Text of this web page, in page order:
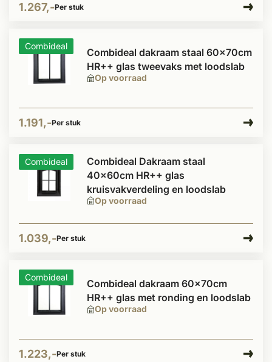
1.267,-Per stuk
Combideal
Op voorraad
Combideal dakraam staal 60x70cm
HR++ glas tweevaks met loodslab
1.191,-Per stuk
Combideal
Op voorraad
Combideal Dakraam staal
40x60cm HR++ glas
kruisvakverdeling en loodslab
1.039,-Per stuk
Combideal
Op voorraad
Combideal dakraam 60x70cm
HR++ glas met ronding en loodslab
1.223,-Per stuk